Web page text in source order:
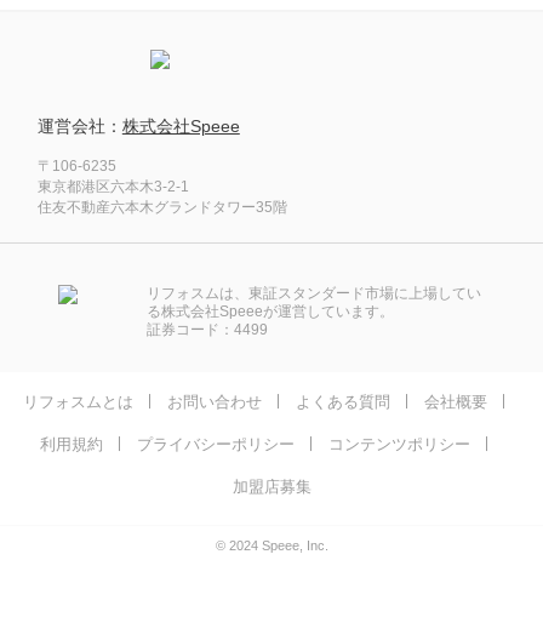
運営会社： 株式会社Speee
〒106-6235
東京都港区六本木3-2-1
住友不動産六本木グランドタワー35階
リフォスムは、東証スタンダード市場に上場してい
る株式会社Speeeが運営しています。
証券コード：4499
リフォスムとは お問い合わせ よくある質問 会社概要
利用規約 プライバシーポリシー コンテンツポリシー
加盟店募集
© 2024 Speee, Inc.